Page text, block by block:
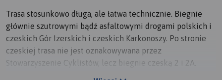
Trasa stosunkowo długa, ale łatwa technicznie. Biegnie
głównie szutrowymi bądź asfaltowymi drogami polskich i
czeskich Gór Izerskich i czeskich Karkonoszy. Po stronie
czeskiej trasa nie jest oznakowywana przez
Stowarzyszenie Cyklistów, lecz biegnie czeską 2 i 2A.